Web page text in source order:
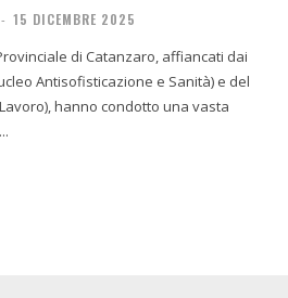
- 15 DICEMBRE 2025
di Catanzaro, affiancati dai
Antisofisticazione e Sanità) e del
hanno condotto una vasta